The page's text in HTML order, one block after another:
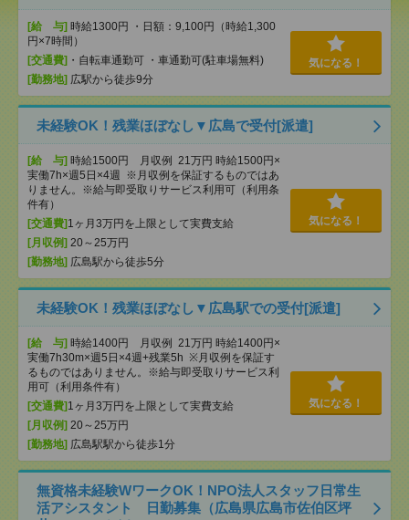
[給 与] 時給1300円 ・日額：9,100円（時給1,300
円×7時間）
[交通費] ・自転車通勤可 ・車通勤可(駐車場無料)
[勤務地] 広駅から徒歩9分
気になる！
未経験OK！残業ほぼなし▼広島で受付[派遣]
[給 与] 時給1500円 月収例 21万円 時給1500円×
実働7h×週5日×4週 ※月収例を保証するものではあ
りません。※給与即受取りサービス利用可（利用条
件有）
[交通費] 1ヶ月3万円を上限として実費支給
[月収例] 20～25万円
[勤務地] 広島駅から徒歩5分
気になる！
未経験OK！残業ほぼなし▼広島駅での受付[派遣]
[給 与] 時給1400円 月収例 21万円 時給1400円×
実働7h30m×週5日×4週+残業5h ※月収例を保証す
るものではありません。※給与即受取りサービス利
用可（利用条件有）
[交通費] 1ヶ月3万円を上限として実費支給
[月収例] 20～25万円
[勤務地] 広島駅駅から徒歩1分
気になる！
無資格未経験WワークOK！NPO法人スタッフ日常生
活アシスタント 日勤募集（広島県広島市佐伯区坪